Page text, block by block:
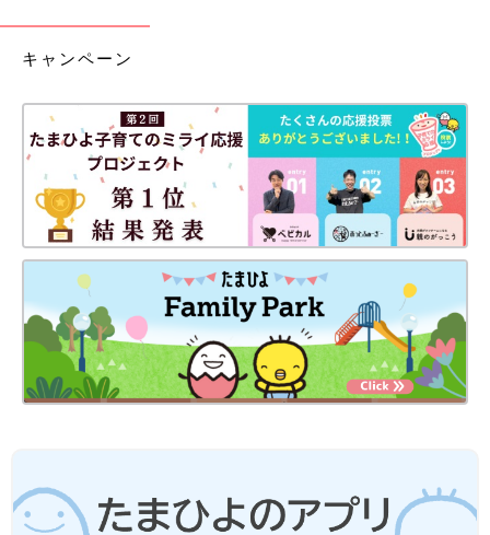
生後6カ月、酵素補充の点滴をする美月ちゃん。
した。
キャンペーン